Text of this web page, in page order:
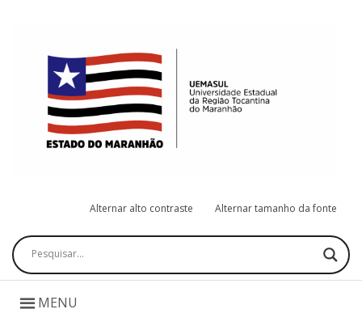
Alternar alto contraste Alternar tamanho da fonte
Pesquisar
MENU